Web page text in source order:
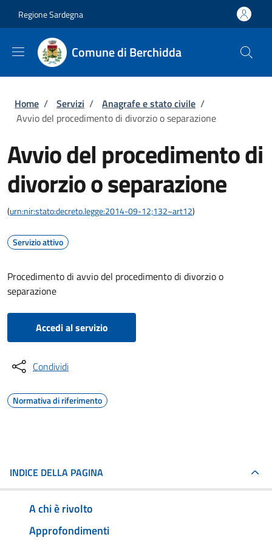
Regione Sardegna
Comune di Berchidda
Briciole di pane
Home / Servizi / Anagrafe e stato civile /
Avvio del procedimento di divorzio o separazione
Avvio del procedimento di
divorzio o separazione
(urn:nir:stato:decreto.legge:2014-09-12;132~art12)
Servizio attivo
Procedimento di avvio del procedimento di divorzio o
separazione
Accedi al servizio
Condividi
Normativa di riferimento
INDICE DELLA PAGINA
A chi è rivolto
Approfondimenti